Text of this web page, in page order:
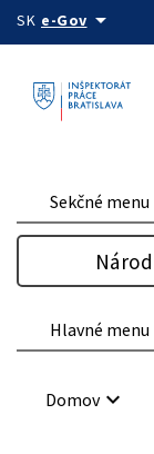
Preskočiť na obsah
SK e-Govarrow_drop_down
Sekčné menu
Hlavné menu
Domovkeyboard_arrow_down